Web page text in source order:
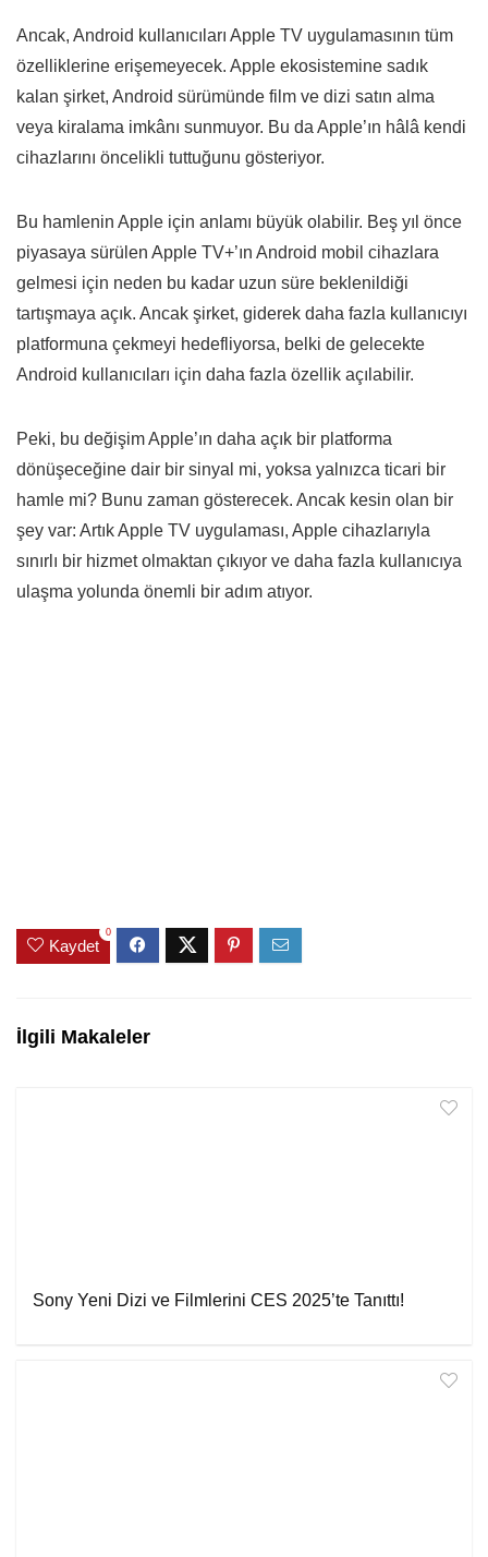
Ancak, Android kullanıcıları Apple TV uygulamasının tüm
özelliklerine erişemeyecek. Apple ekosistemine sadık
kalan şirket, Android sürümünde film ve dizi satın alma
veya kiralama imkânı sunmuyor. Bu da Apple’ın hâlâ kendi
cihazlarını öncelikli tuttuğunu gösteriyor.
Bu hamlenin Apple için anlamı büyük olabilir. Beş yıl önce
piyasaya sürülen Apple TV+’ın Android mobil cihazlara
gelmesi için neden bu kadar uzun süre beklenildiği
tartışmaya açık. Ancak şirket, giderek daha fazla kullanıcıyı
platformuna çekmeyi hedefliyorsa, belki de gelecekte
Android kullanıcıları için daha fazla özellik açılabilir.
Peki, bu değişim Apple’ın daha açık bir platforma
dönüşeceğine dair bir sinyal mi, yoksa yalnızca ticari bir
hamle mi? Bunu zaman gösterecek. Ancak kesin olan bir
şey var: Artık Apple TV uygulaması, Apple cihazlarıyla
sınırlı bir hizmet olmaktan çıkıyor ve daha fazla kullanıcıya
ulaşma yolunda önemli bir adım atıyor.
Kaydet
0
İlgili Makaleler
Sony Yeni Dizi ve Filmlerini CES 2025’te Tanıttı!